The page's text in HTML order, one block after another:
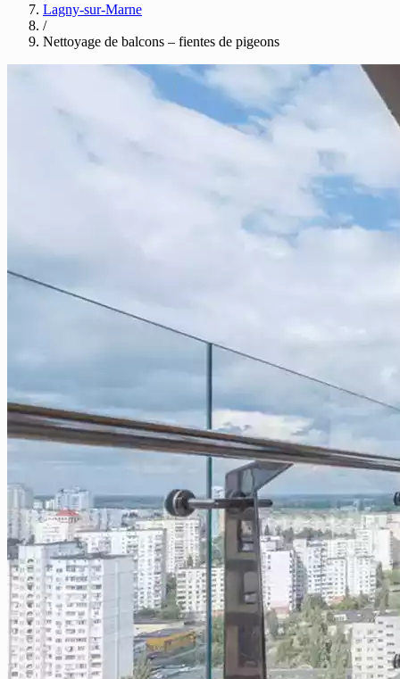
Lagny-sur-Marne
/
Nettoyage de balcons – fientes de pigeons